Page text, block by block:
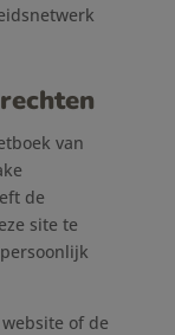
van
de
site te
of de